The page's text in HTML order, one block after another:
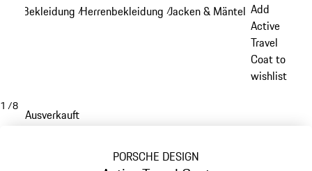
Bekleidung /Herrenbekleidung /Jacken & Mäntel /Add
Active
Travel
Coat to
wishlist
1 /8
Ausverkauft
PORSCHE DESIGN